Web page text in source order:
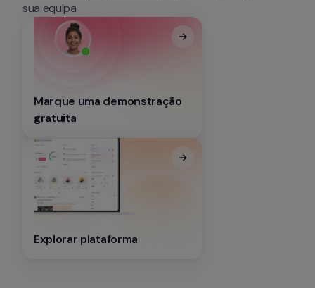
sua equipa
Marque uma demonstração
gratuita
Explorar plataforma